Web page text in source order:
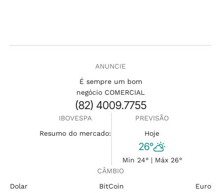
ANUNCIE
É sempre um bom
negócio COMERCIAL
(82) 4009.7755
IBOVESPA
Resumo do mercado:
PREVISÃO
Hoje
26°
Min 24° | Máx 26°
CÂMBIO
Dolar
BitCoin Euro